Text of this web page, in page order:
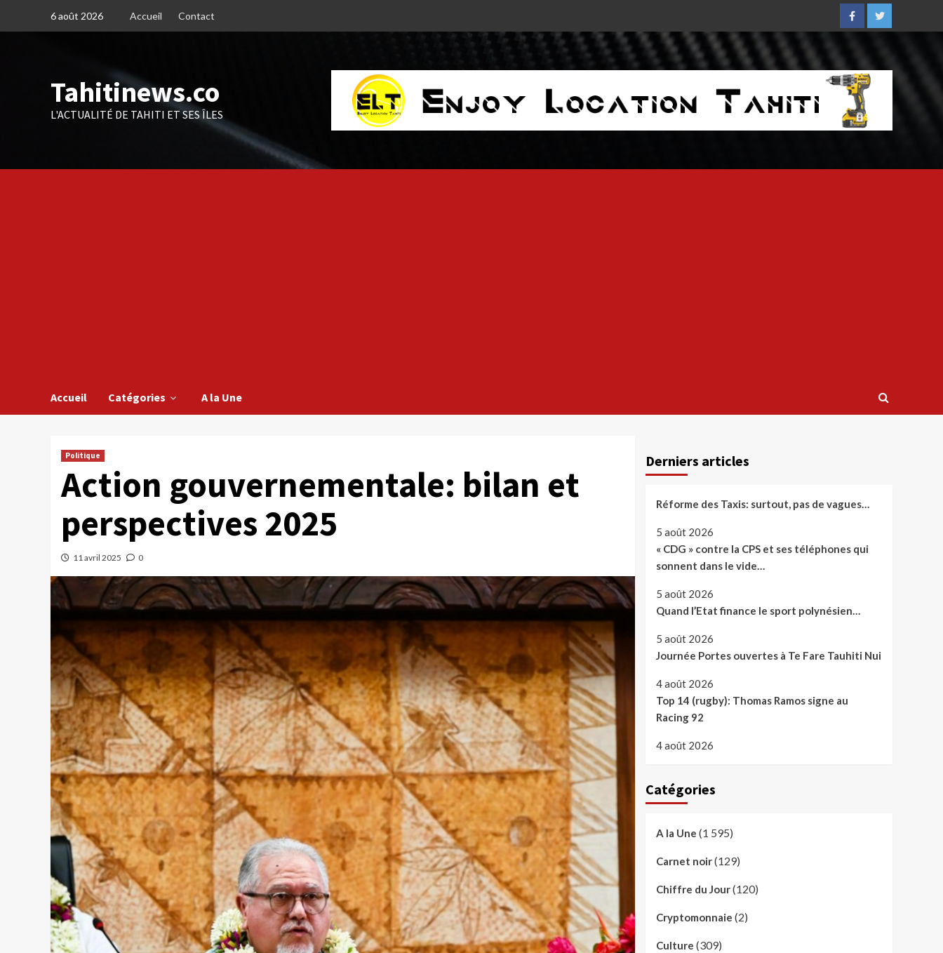
6 août 2026 Accueil Contact
FacebookTwitter
Tahitinews.co
L'ACTUALITÉ DE TAHITI ET SES ÎLES
Accueil Catégories A la Une
Politique
Action gouvernementale: bilan et
perspectives 2025
11 avril 2025 0
Derniers articles
Réforme des Taxis: surtout, pas de vagues…
5 août 2026
« CDG » contre la CPS et ses téléphones qui
sonnent dans le vide…
5 août 2026
Quand l’Etat finance le sport polynésien…
5 août 2026
Journée Portes ouvertes à Te Fare Tauhiti Nui
4 août 2026
Top 14 (rugby): Thomas Ramos signe au
Racing 92
4 août 2026
Catégories
A la Une (1 595)
Carnet noir(129)
Chiffre du Jour(120)
Cryptomonnaie (2)
Culture (309)